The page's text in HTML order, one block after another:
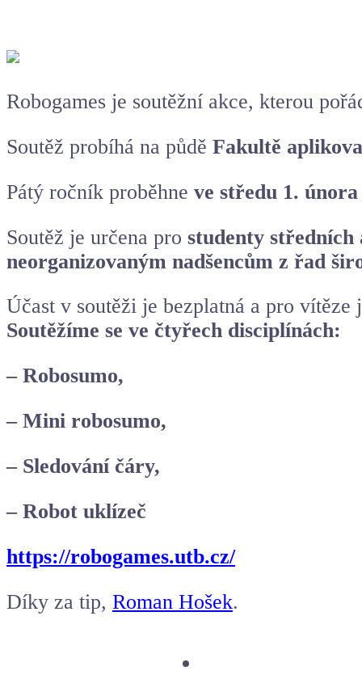
Robogames je soutěžní akce, kterou
Soutěž probíhá na půdě Fakultě
Pátý ročník proběhne ve středu 1. února
Soutěž je určena pro studenty
neorganizovaným nadšencům z řad
Účast v soutěži je bezplatná a pro
Soutěžíme se ve čtyřech disciplínách:
– Robosumo,
– Mini robosumo,
– Sledování čáry,
– Robot uklízeč
https://robogames.utb.cz/
Díky za tip, Roman Hošek.